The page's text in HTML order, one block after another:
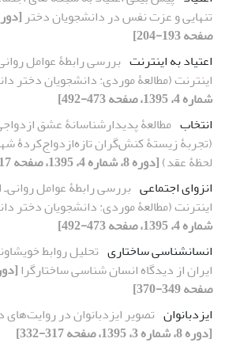
تنهایی و عزت نفس در دانشجویان دختر
صفحه 193-204]
اعتیاد به اینترنت بررسی رابطۀ عوامل
اینترنت (مطالعۀ موردی: دانشجویان دختر
شماره 4، 1395، صفحه 473-492]
انتخاب مطالعۀ پدیدارشناسانۀ عشق
(تجربۀ زیستۀ کنش‌گران تازه‌‌ازدواج‌کردۀ
لحظۀ عقد)[دوره 8، شماره 4، 1395، صفحه 517-538]
انزوای اجتماعی بررسی رابطۀ عوامل روانی‌ـ
اینترنت (مطالعۀ موردی: دانشجویان دختر
شماره 4، 1395، صفحه 473-492]
انسان‏شناسی ساختاری تحلیل روابط
ایران از دیدگاه انسان شناسی ساختارگرا
صفحه 349-370]
ایزدبانوان تصویر ایزدبانوان در روایت‌های
[دوره 8، شماره 3، 1395، صفحه 317-332]